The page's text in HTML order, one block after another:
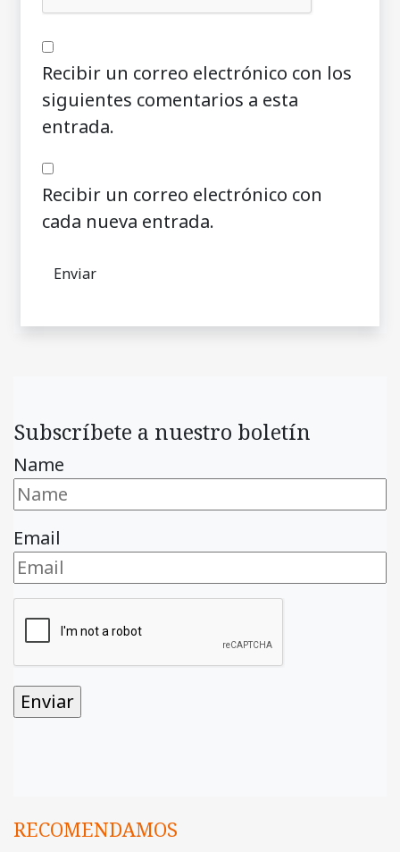
Recibir un correo electrónico con los
siguientes comentarios a esta
entrada.
Recibir un correo electrónico con
cada nueva entrada.
Subscríbete a nuestro boletín
Name
Email
RECOMENDAMOS